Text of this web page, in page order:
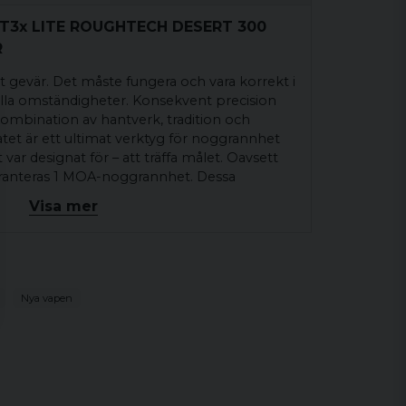
LITE ROUGHTECH DESERT 300
gevär. Det måste fungera och vara korrekt i
omständigheter. Konsekvent precision
av hantverk, tradition och
är ett ultimat verktyg för noggrannhet
designat för – att träffa målet. Oavsett
1 MOA-noggrannhet. Dessa
ett omfattande urval av kaliber, ger dig
När du köper en Tikka köper
från hela världen.
Visa mer
Nya vapen